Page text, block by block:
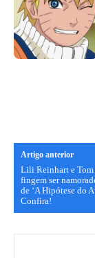
Artigo anterior
Lili Reinhart e Tom
fingem ser
de ‘A Hipótese do
Confira!